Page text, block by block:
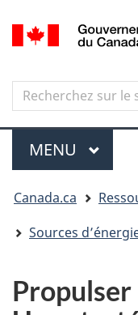
Search
Recherchez
sur
le
site
Menu
MENU
êtes
ici
Canada.ca
Sources
Propulser